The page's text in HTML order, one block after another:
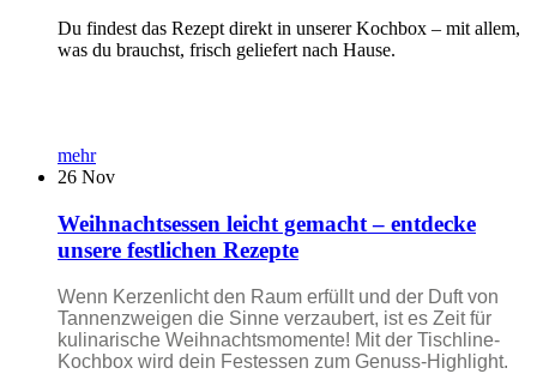
Du findest das Rezept direkt in unserer Kochbox – mit allem,
was du brauchst, frisch geliefert nach Hause.
mehr
26 Nov
Weihnachtsessen leicht gemacht – entdecke
unsere festlichen Rezepte
Wenn Kerzenlicht den Raum erfüllt und der Duft von
Tannenzweigen die Sinne verzaubert, ist es Zeit für
kulinarische Weihnachtsmomente! Mit der Tischline-
Kochbox wird dein Festessen zum Genuss-Highlight.